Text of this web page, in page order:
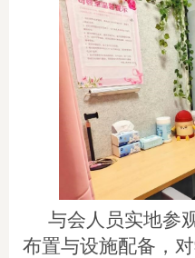
与会人员实地参
布置与设施配备，